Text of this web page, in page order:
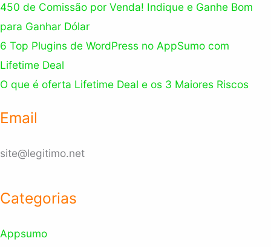
450 de Comissão por Venda! Indique e Ganhe Bom
para Ganhar Dólar
6 Top Plugins de WordPress no AppSumo com
Lifetime Deal
O que é oferta Lifetime Deal e os 3 Maiores Riscos
Email
site@legitimo.net
Categorias
Appsumo